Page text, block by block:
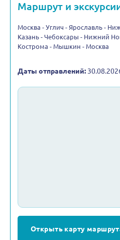
Маршрут и
Москва - Углич - Ярославль -
Казань - Чебоксары - Нижний
Кострома - Мышкин - Москва
Даты отправлений:
Открыть карту